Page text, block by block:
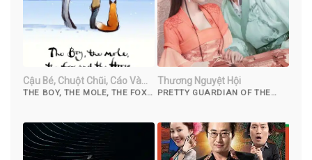
Cậu Bé, Chuột Chũi, Cáo Và
Ngựa
THE BOY, THE MOLE, THE FOX
Thương Nguyệt Hội
PRETTY GUARDIAN OF THE